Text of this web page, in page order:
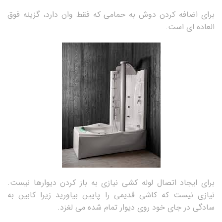
برای اضافه کردن دوش به حمامی که فقط وان دارد، گزینه فوق
العاده ای است.
برای ایجاد اتصال لوله کشی نیازی به باز کردن دیوارها نیست.
نیازی نیست که کاشی قدیمی را پایین بیاورید زیرا کابین به
سادگی در جای خود روی دیوار تمام شده می لغزد.